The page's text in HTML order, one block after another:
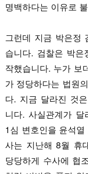
명백하다는 이유로
그런데 지금 박은정
습니다. 검찰은 박
작했습니다. 누가 보
가 정당하다는 법원
다. 지금 달라진 것
니다. 사실관계가
1심 변호인을 윤석
사는 지난해 8월 휴
당당하게 수사에 협